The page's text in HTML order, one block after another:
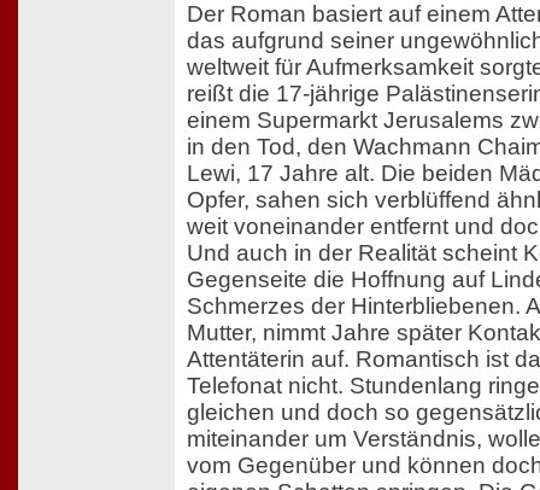
Der Roman basiert auf einem
das aufgrund seiner
weltweit für Aufmerksamkeit
reißt die 17-jährige
einem Supermarkt Jerusalems
in den Tod, den Wachmann
Lewi, 17 Jahre alt. Die beiden
Opfer, sahen sich verblüffend
weit voneinander entfernt und
Und auch in der Realität scheint
Gegenseite die Hoffnung auf
Schmerzes der Hinterbliebenen.
Mutter, nimmt Jahre später
Attentäterin auf. Romantisch ist
Telefonat nicht. Stundenlang
gleichen und doch so
miteinander um Verständnis,
vom Gegenüber und können